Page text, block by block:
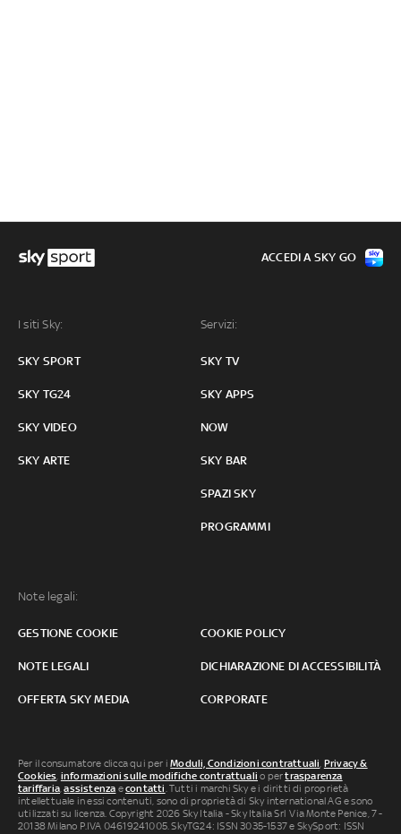
I siti Sky:
SKY SPORT
SKY TG24
SKY VIDEO
SKY ARTE
Servizi:
SKY TV
SKY APPS
NOW
SKY BAR
SPAZI SKY
PROGRAMMI
Note legali:
GESTIONE COOKIE COOKIE POLICY
NOTE LEGALI DICHIARAZIONE DI ACCESSIBILITÀ
OFFERTA SKY MEDIA CORPORATE
ACCEDI A SKY GO
Per il consumatore clicca qui per iModuli, Condizioni contrattuali, Privacy &
Cookies, informazioni sulle modifiche contrattuali o pertrasparenza
tariffaria,assistenza econtatti. Tutti i marchi Sky e i diritti di proprietà
intellettuale in essi contenuti, sono di proprietà di Sky international AG e sono
utilizzati su licenza. Copyright 2026 Sky Italia - Sky Italia Srl Via Monte Penice, 7 -
20138 Milano P.IVA 04619241005. SkyTG24: ISSN 3035-1537 e SkySport: ISSN